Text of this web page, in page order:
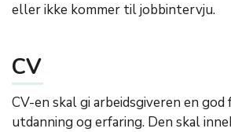
eller ikke kommer til jobbintervju.
CV
CV-en skal gi arbeidsgiveren en
utdanning og erfaring. Den skal